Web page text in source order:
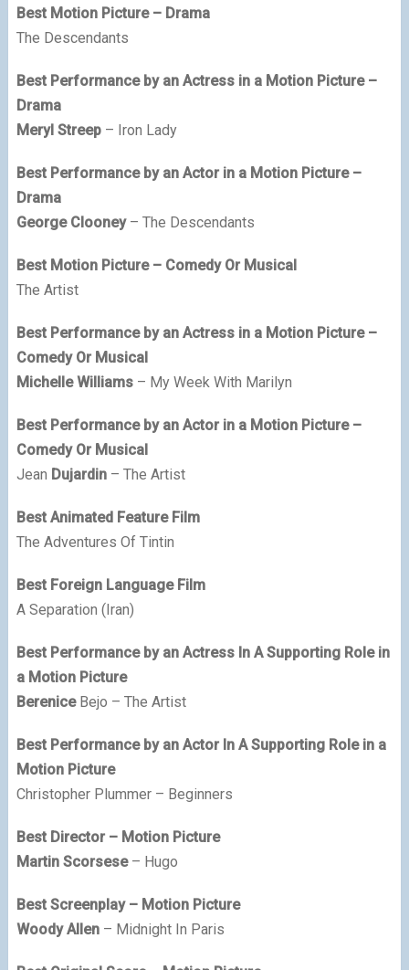
Best Motion Picture – Drama
The Descendants
Best Performance by an Actress in a Motion Picture –
Drama
Meryl Streep– Iron Lady
Best Performance by an Actor in a Motion Picture –
Drama
George Clooney– The Descendants
Best Motion Picture – Comedy Or Musical
The Artist
Best Performance by an Actress in a Motion Picture –
Comedy Or Musical
Michelle Williams– My Week With Marilyn
Best Performance by an Actor in a Motion Picture –
Comedy Or Musical
Jean Dujardin– The Artist
Best Animated Feature Film
The Adventures Of Tintin
Best Foreign Language Film
A Separation (Iran)
Best Performance by an Actress In A Supporting Role in
a Motion Picture
BereniceBejo – The Artist
Best Performance by an Actor In A Supporting Role in a
Motion Picture
Christopher Plummer – Beginners
Best Director – Motion Picture
Martin Scorsese– Hugo
Best Screenplay – Motion Picture
Woody Allen– Midnight In Paris